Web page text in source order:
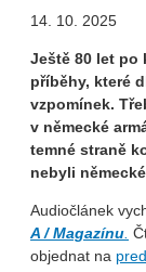
14. 10. 2025
Ještě 80 let po
příběhy, které
vzpomínek.
v německé
temné straně
nebyli
Audiočlánek
A / Magazínu.
objednat na ⁠